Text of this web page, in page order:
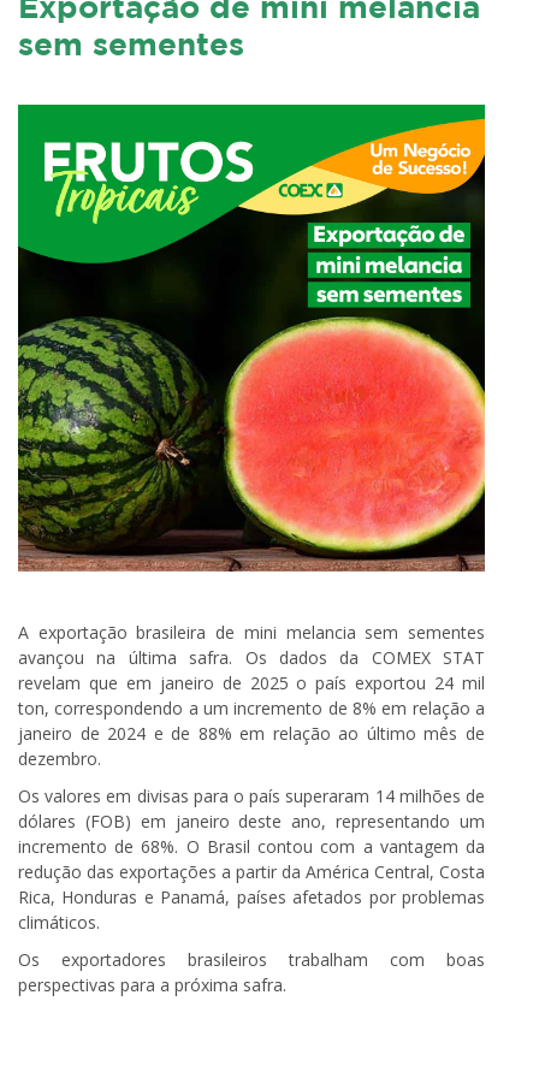
sem sementes
A exportação brasileira de mini melancia sem sementes
avançou na última safra. Os dados da COMEX STAT
revelam que em janeiro de 2025 o país exportou 24 mil
ton, correspondendo a um incremento de 8% em relação a
janeiro de 2024 e de 88% em relação ao último mês de
dezembro.
Os valores em divisas para o país superaram 14 milhões de
dólares (FOB) em janeiro deste ano, representando um
incremento de 68%. O Brasil contou com a vantagem da
redução das exportações a partir da América Central, Costa
Rica, Honduras e Panamá, países afetados por problemas
climáticos.
Os exportadores brasileiros trabalham com boas
perspectivas para a próxima safra.